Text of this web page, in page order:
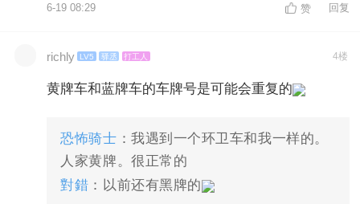
6-19 08:29 赞 回复
richly LV5 驿丞 打工人 4楼
‌黄牌车和蓝牌车的车牌号是可能会重复‌的
恐怖骑士 ：我遇到一个环卫车和我一样的。
人家黄牌。很正常的
對錯 ：以前还有黑牌的